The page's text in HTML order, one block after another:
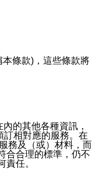
條款)，這些條款將
的其他各種資訊，
訂相對應的服務。在
務及（或）材料，而
合合理的標準，仍不
任。